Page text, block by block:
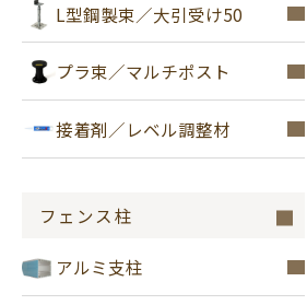
L型鋼製束／大引受け50
プラ束／マルチポスト
接着剤／レベル調整材
フェンス柱
アルミ支柱